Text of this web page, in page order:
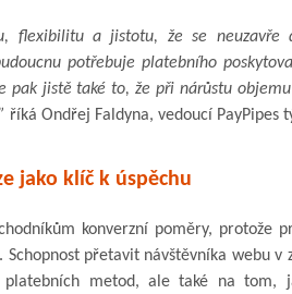
flexibilitu a jistotu, že se neuzavře
potřebuje platebního
pak jistě také to, že při nárůstu
říká Ondřej Faldyna, vedoucí PayPipes
jako klíč k úspěchu
konverzní poměry, protože
přetavit návštěvníka webu v
platebních metod, ale také na tom,